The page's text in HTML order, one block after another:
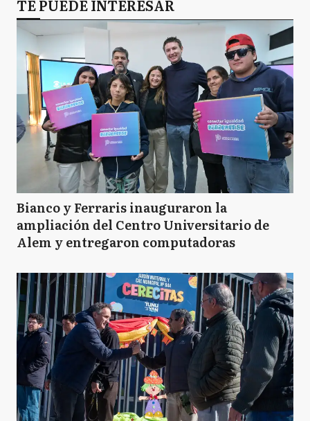
TE PUEDE INTERESAR
Bianco y Ferraris inauguraron la
ampliación del Centro Universitario de
Alem y entregaron computadoras